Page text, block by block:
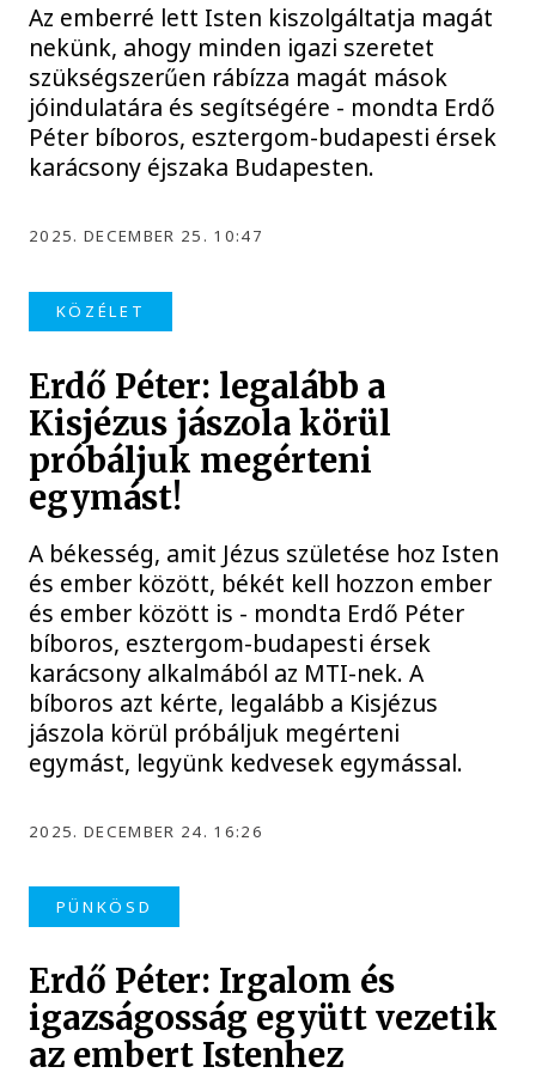
Az emberré lett Isten kiszolgáltatja magát
nekünk, ahogy minden igazi szeretet
szükségszerűen rábízza magát mások
jóindulatára és segítségére - mondta Erdő
Péter bíboros, esztergom-budapesti érsek
karácsony éjszaka Budapesten.
2025. DECEMBER 25. 10:47
KÖZÉLET
Erdő Péter: legalább a
Kisjézus jászola körül
próbáljuk megérteni
egymást!
A békesség, amit Jézus születése hoz Isten
és ember között, békét kell hozzon ember
és ember között is - mondta Erdő Péter
bíboros, esztergom-budapesti érsek
karácsony alkalmából az MTI-nek. A
bíboros azt kérte, legalább a Kisjézus
jászola körül próbáljuk megérteni
egymást, legyünk kedvesek egymással.
2025. DECEMBER 24. 16:26
PÜNKÖSD
Erdő Péter: Irgalom és
igazságosság együtt vezetik
az embert Istenhez